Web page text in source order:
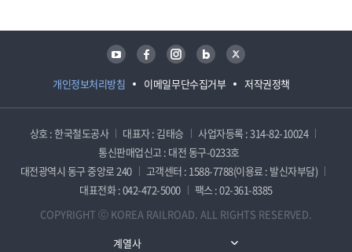
개인정보처리방침 이메일무단수집거부 저작권정책
유튜브 페이스북 인스타그램 블로그 트위터
상호 : 한국철도공사 대표자 : 김태승
사업자등록 : 314-82-10024
통신판매업신고 : 대전 동구-0233호
대전광역시 동구 중앙로 240
고객센터 : 1588-7788(이용료 : 발신자부담)
대표전화 : 042-472-5000
팩스 : 02-361-8385
COPYRIGHT ⓒ KOREA RAILROAD. ALL RIGHTS RESERVED.
계열사